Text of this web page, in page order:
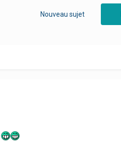
Nouveau sujet